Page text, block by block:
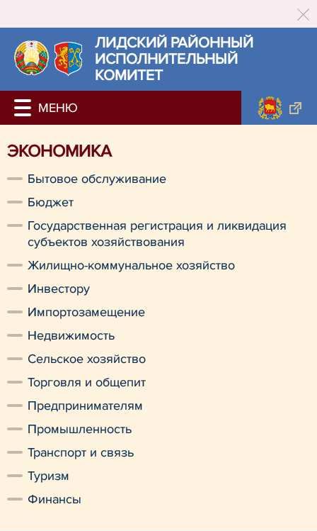
ЛИДСКИЙ РАЙОННЫЙ
ИСПОЛНИТЕЛЬНЫЙ
КОМИТЕТ
ЭКОНОМИКА
Бытовое обслуживание
Бюджет
Государственная регистрация и ликвидация
субъектов хозяйствования
Жилищно-коммунальное хозяйство
Инвестору
Импортозамещение
Недвижимость
Сельское хозяйство
Торговля и общепит
Предпринимателям
Промышленность
Транспорт и связь
Туризм
Финансы